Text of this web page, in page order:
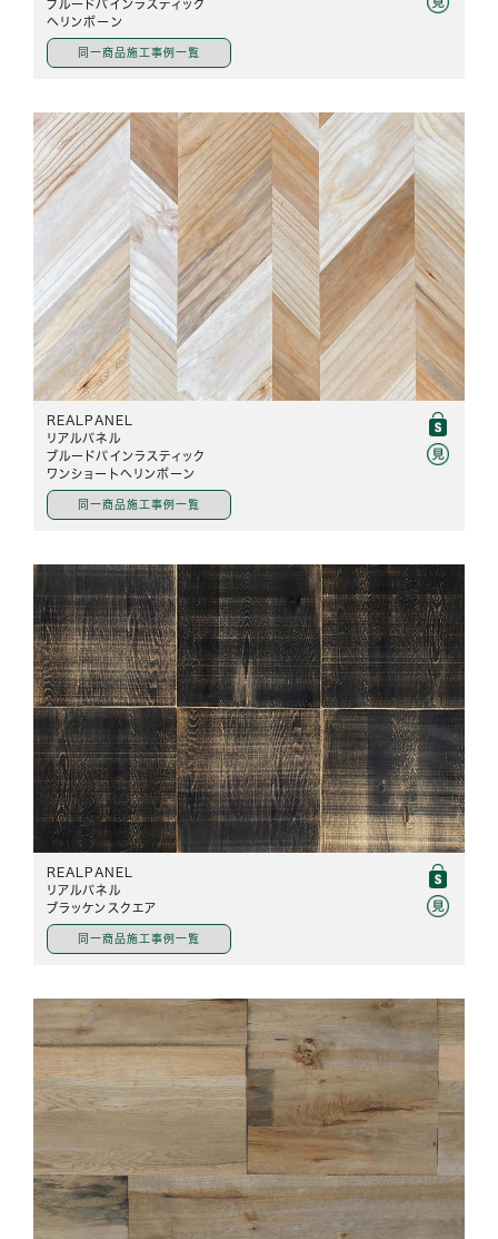
ブルードパインラスティック
ヘリンボーン
同一商品施工事例一覧
REALPANEL
リアルパネル
ブルードパインラスティック
ワンショートヘリンボーン
同一商品施工事例一覧
REALPANEL
リアルパネル
ブラッケンスクエア
同一商品施工事例一覧